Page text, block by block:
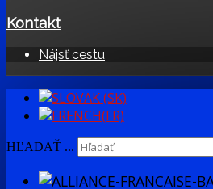
Kontakt
Nájsť cestu
HĽADAŤ ...